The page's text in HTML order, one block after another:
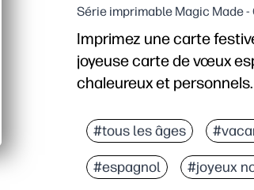
Série imprimable Magic Made -
Imprimez une carte
joyeuse carte de vœux
chaleureux et personnels.
Prêt rapidement : il
Le message en
L'intérieur vierge vous
#tous les âges
#espagnol #joyeux